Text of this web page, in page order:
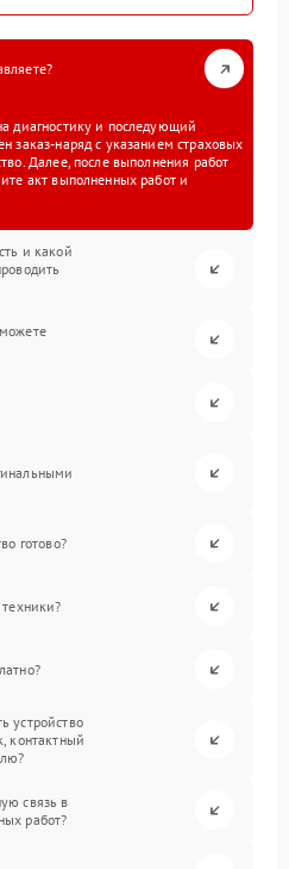
диагностику и последующий
заказ-наряд с указанием страховых
Далее, после выполнения работ
акт выполненных работ и
и какой
готово?
устройство
контактный
связь в
работ?